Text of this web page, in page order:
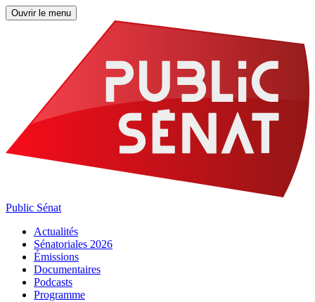
Ouvrir le menu
Public Sénat
Actualités
Sénatoriales 2026
Émissions
Documentaires
Podcasts
Programme